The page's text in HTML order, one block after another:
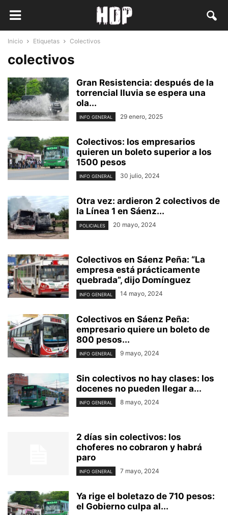
Inicio Etiquetas Colectivos
colectivos
Gran Resistencia: después de la
torrencial lluvia se espera una
ola...
INFO GENERAL 29 enero, 2025
Colectivos: los empresarios
quieren un boleto superior a los
1500 pesos
INFO GENERAL 30 julio, 2024
Otra vez: ardieron 2 colectivos de
la Línea 1 en Sáenz...
POLICIALES 20 mayo, 2024
Colectivos en Sáenz Peña: “La
empresa está prácticamente
quebrada”, dijo Domínguez
INFO GENERAL 14 mayo, 2024
Colectivos en Sáenz Peña:
empresario quiere un boleto de
800 pesos...
INFO GENERAL 9 mayo, 2024
Sin colectivos no hay clases: los
docenes no pueden llegar a...
INFO GENERAL 8 mayo, 2024
2 días sin colectivos: los
choferes no cobraron y habrá
paro
INFO GENERAL 7 mayo, 2024
Ya rige el boletazo de 710 pesos:
el Gobierno culpa al...